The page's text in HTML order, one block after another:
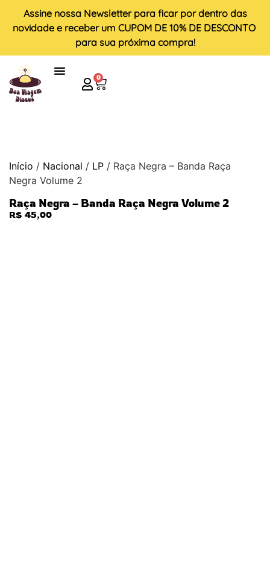
Assine nossa Newsletter para ficar por dentro das
novidade e receber um CUPOM DE 10% DE DESCONTO
para sua próxima compra!
0
Início / Nacional / LP / Raça Negra – Banda Raça
Negra Volume 2
Raça Negra – Banda Raça Negra Volume 2
R$ 45,00